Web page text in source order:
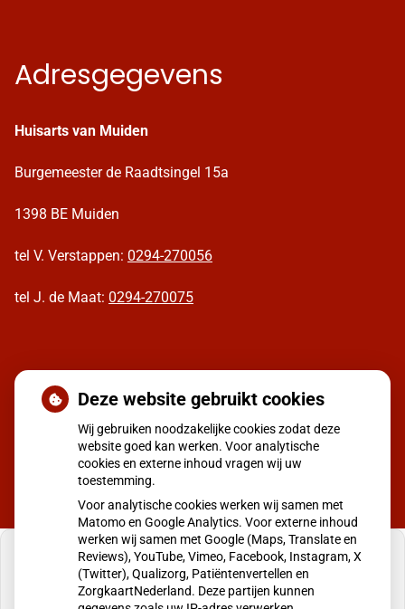
Adresgegevens
Huisarts van Muiden
Burgemeester de Raadtsingel 15a
1398 BE Muiden
tel V. Verstappen: 0294-270056
tel J. de Maat: 0294-270075
Moet ik naar de dokter
Deze website gebruikt cookies
Wij gebruiken noodzakelijke cookies zodat deze
website goed kan werken. Voor analytische
cookies en externe inhoud vragen wij uw
toestemming.
Voor analytische cookies werken wij samen met
Matomo en Google Analytics. Voor externe inhoud
werken wij samen met Google (Maps, Translate en
Reviews), YouTube, Vimeo, Facebook, Instagram, X
(Twitter), Qualizorg, Patiëntenvertellen en
ZorgkaartNederland. Deze partijen kunnen